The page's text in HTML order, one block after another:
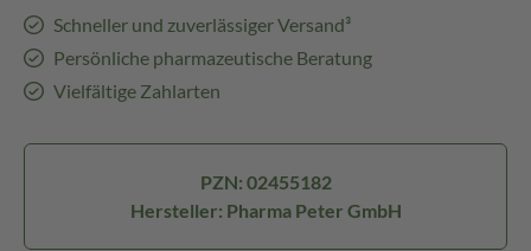
Schneller und zuverlässiger Versand³
Persönliche pharmazeutische Beratung
Vielfältige Zahlarten
PZN: 02455182
Hersteller: Pharma Peter GmbH